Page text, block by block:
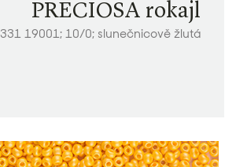
PRECIOSA rokajl
331 19001; 10/0; slunečnicově žlutá